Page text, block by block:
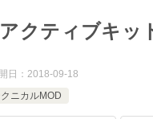
クティブキッ
日： 2018-09-18
ニカルMOD